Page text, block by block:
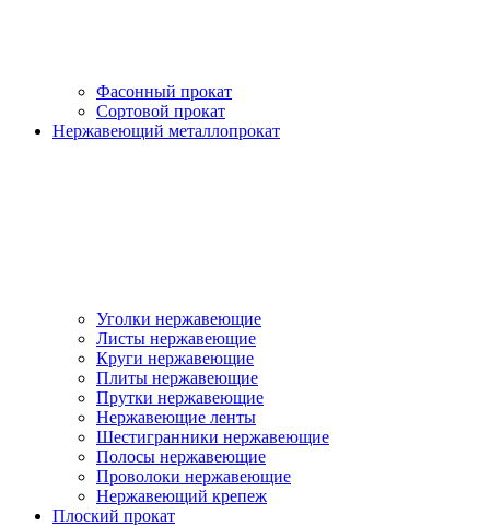
Фасонный прокат
Сортовой прокат
Нержавеющий металлопрокат
Уголки нержавеющие
Листы нержавеющие
Круги нержавеющие
Плиты нержавеющие
Прутки нержавеющие
Нержавеющие ленты
Шестигранники нержавеющие
Полосы нержавеющие
Проволоки нержавеющие
Нержавеющий крепеж
Плоский прокат